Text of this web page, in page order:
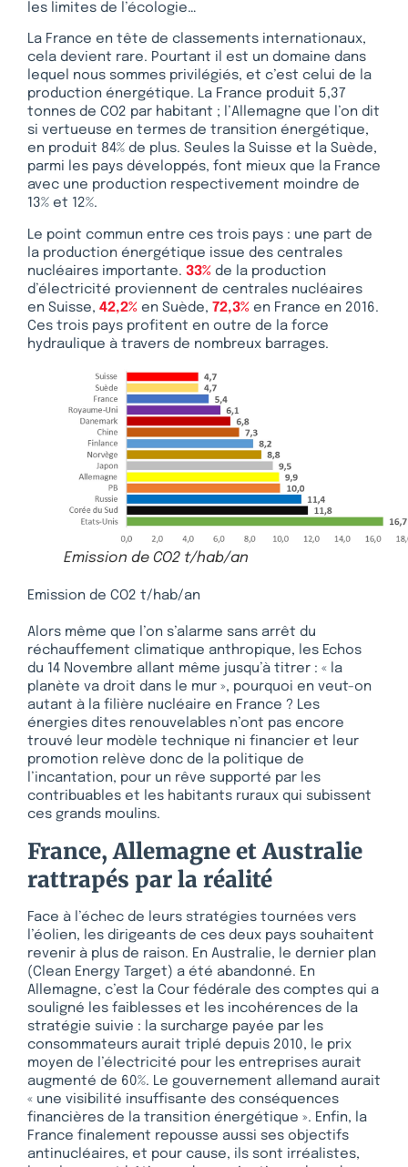
les limites de l’écologie…
La France en tête de classements internationaux,
cela devient rare. Pourtant il est un domaine dans
lequel nous sommes privilégiés, et c’est celui de la
production énergétique. La France produit 5,37
tonnes de CO2 par habitant ; l’Allemagne que l’on dit
si vertueuse en termes de transition énergétique,
en produit 84% de plus. Seules la Suisse et la Suède,
parmi les pays développés, font mieux que la France
avec une production respectivement moindre de
13% et 12%.
Le point commun entre ces trois pays : une part de
la production énergétique issue des centrales
nucléaires importante. 33% de la production
d’électricité proviennent de centrales nucléaires
en Suisse, 42,2% en Suède, 72,3% en France en 2016.
Ces trois pays profitent en outre de la force
hydraulique à travers de nombreux barrages.
Emission de CO2 t/hab/an
Emission de CO2 t/hab/an
Alors même que l’on s’alarme sans arrêt du
réchauffement climatique anthropique, les Echos
du 14 Novembre allant même jusqu’à titrer : « la
planète va droit dans le mur », pourquoi en veut-on
autant à la filière nucléaire en France ? Les
énergies dites renouvelables n’ont pas encore
trouvé leur modèle technique ni financier et leur
promotion relève donc de la politique de
l’incantation, pour un rêve supporté par les
contribuables et les habitants ruraux qui subissent
ces grands moulins.
France, Allemagne et Australie
rattrapés par la réalité
Face à l’échec de leurs stratégies tournées vers
l’éolien, les dirigeants de ces deux pays souhaitent
revenir à plus de raison. En Australie, le dernier plan
(Clean Energy Target) a été abandonné. En
Allemagne, c’est la Cour fédérale des comptes qui a
souligné les faiblesses et les incohérences de la
stratégie suivie : la surcharge payée par les
consommateurs aurait triplé depuis 2010, le prix
moyen de l’électricité pour les entreprises aurait
augmenté de 60%. Le gouvernement allemand aurait
« une visibilité insuffisante des conséquences
financières de la transition énergétique ». Enfin, la
France finalement repousse aussi ses objectifs
antinucléaires, et pour cause, ils sont irréalistes,